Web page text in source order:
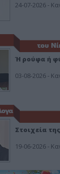
24-07-2026 -
Ή ρούφα ή
03-08-2026 -
Στοιχεία
19-06-2026 -